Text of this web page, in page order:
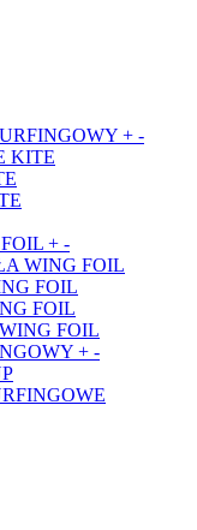
+ -
KITE
+ -
WING FOIL
FOIL
FOIL
FOIL
+ -